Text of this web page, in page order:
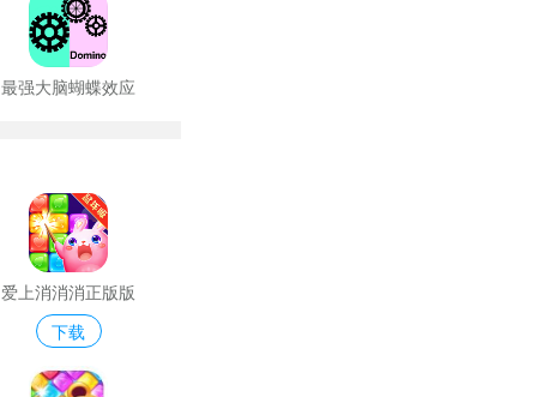
最强大脑蝴蝶效应
爱上消消消正版版
下载